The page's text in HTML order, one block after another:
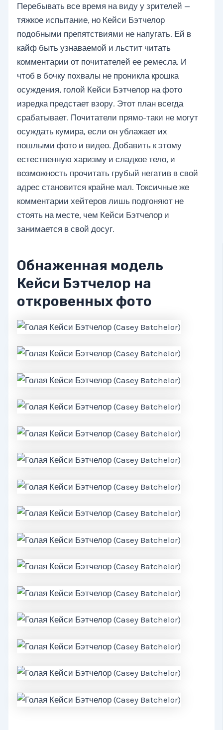
Перебывать все время на виду у зрителей —
тяжкое испытание, но Кейси Бэтчелор
подобными препятствиями не напугать. Ей в
кайф быть узнаваемой и льстит читать
комментарии от почитателей ее ремесла. И
чтоб в бочку похвалы не проникла крошка
осуждения, голой Кейси Бэтчелор на фото
изредка предстает взору. Этот план всегда
срабатывает. Почитатели прямо-таки не могут
осуждать кумира, если он ублажает их
пошлыми фото и видео. Добавить к этому
естественную харизму и сладкое тело, и
возможность прочитать грубый негатив в свой
адрес становится крайне мал. Токсичные же
комментарии хейтеров лишь подгоняют не
стоять на месте, чем Кейси Бэтчелор и
занимается в свой досуг.
Обнаженная модель
Кейси Бэтчелор на
откровенных фото